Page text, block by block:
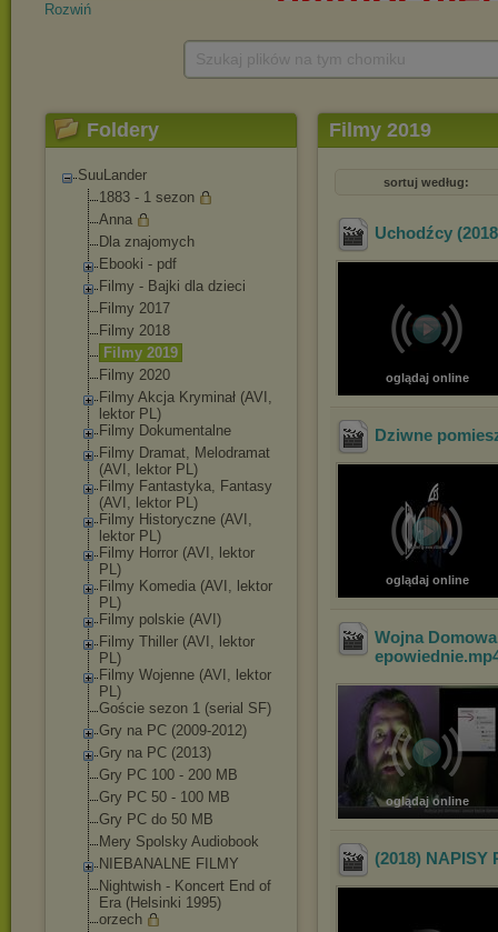
Rozwiń
Foldery
SuuLander
1883 - 1 sezon
Anna
Dla znajomych
Ebooki - pdf
Filmy - Bajki dla dzieci
Filmy 2017
Filmy 2018
Filmy 2019
Filmy 2020
Filmy Akcja Kryminał (AVI,
lektor PL)
Filmy Dokumentalne
Filmy Dramat, Melodramat
(AVI, lektor PL)
Filmy Fantastyka, Fantasy
(AVI, lektor PL)
Filmy Historyczne (AVI,
lektor PL)
Filmy Horror (AVI, lektor
PL)
Filmy Komedia (AVI, lektor
PL)
Filmy polskie (AVI)
Filmy Thiller (AVI, lektor
PL)
Filmy Wojenne (AVI, lektor
PL)
Goście sezon 1 (serial SF)
Gry na PC (2009-2012)
Gry na PC (2013)
Gry PC 100 - 200 MB
Gry PC 50 - 100 MB
Gry PC do 50 MB
Mery Spolsky Audiobook
NIEBANALNE FILMY
Nightwish - Koncert End of
Era (Helsinki 1995)
orzech
Filmy 2019
sortuj według:
Uchodźcy
oglądaj online
Dziwne
oglądaj online
Wojna
epowiednie
oglądaj online
(2018) NAPISY